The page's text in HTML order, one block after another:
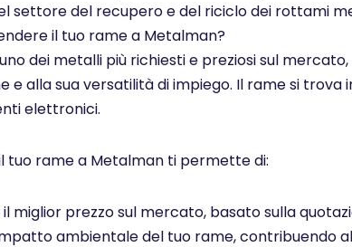
settore del recupero e del riciclo dei rottami
il tuo rame a Metalman?
dei metalli più richiesti e preziosi sul
e alla sua versatilità di impiego. Il rame si
elettronici.
tuo rame a Metalman ti permette di:
miglior prezzo sul mercato, basato sulla
ambientale del tuo rame, contribuendo